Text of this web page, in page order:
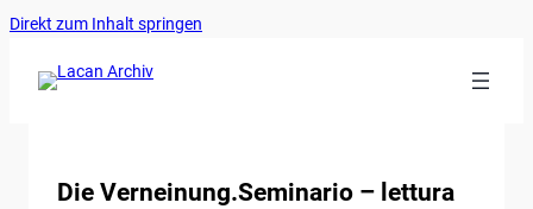
Direkt zum Inhalt springen
Die Verneinung.Seminario – lettura